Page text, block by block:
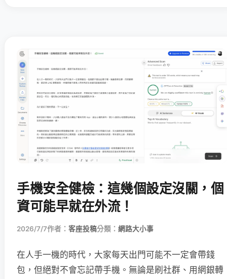
手機安全健檢：這幾個設定沒關，個
資可能早就在外流！
2026/7/7作者： 客座投稿分類： 網路大小事
在人手一機的時代，大家每天出門可能不一定會帶錢
包，但絕對不會忘記帶手機。無論是刷社群、用網銀轉